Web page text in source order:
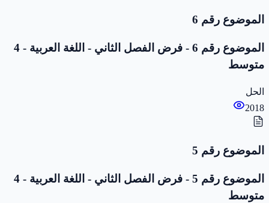
الموضوع رقم 6
الموضوع رقم 6 - فرض الفصل الثاني - اللغة العربية - 4
متوسط
الحل
2018
الموضوع رقم 5
الموضوع رقم 5 - فرض الفصل الثاني - اللغة العربية - 4
متوسط